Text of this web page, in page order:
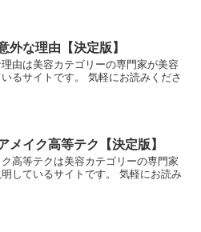
外な理由【決定版】
由は美容カテゴリーの専門家が美容
るサイトです。 気軽にお読みくださ
メイク高等テク【決定版】
高等テクは美容カテゴリーの専門家
しているサイトです。 気軽にお読み